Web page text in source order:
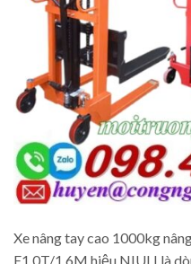
Xe nâng tay cao 1000kg
E1.0T/1.6M hiệu NIULI là